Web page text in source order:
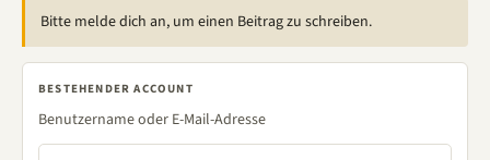
Bitte melde dich an, um einen Beitrag zu schreiben.
BESTEHENDER ACCOUNT
Benutzername oder E-Mail-Adresse